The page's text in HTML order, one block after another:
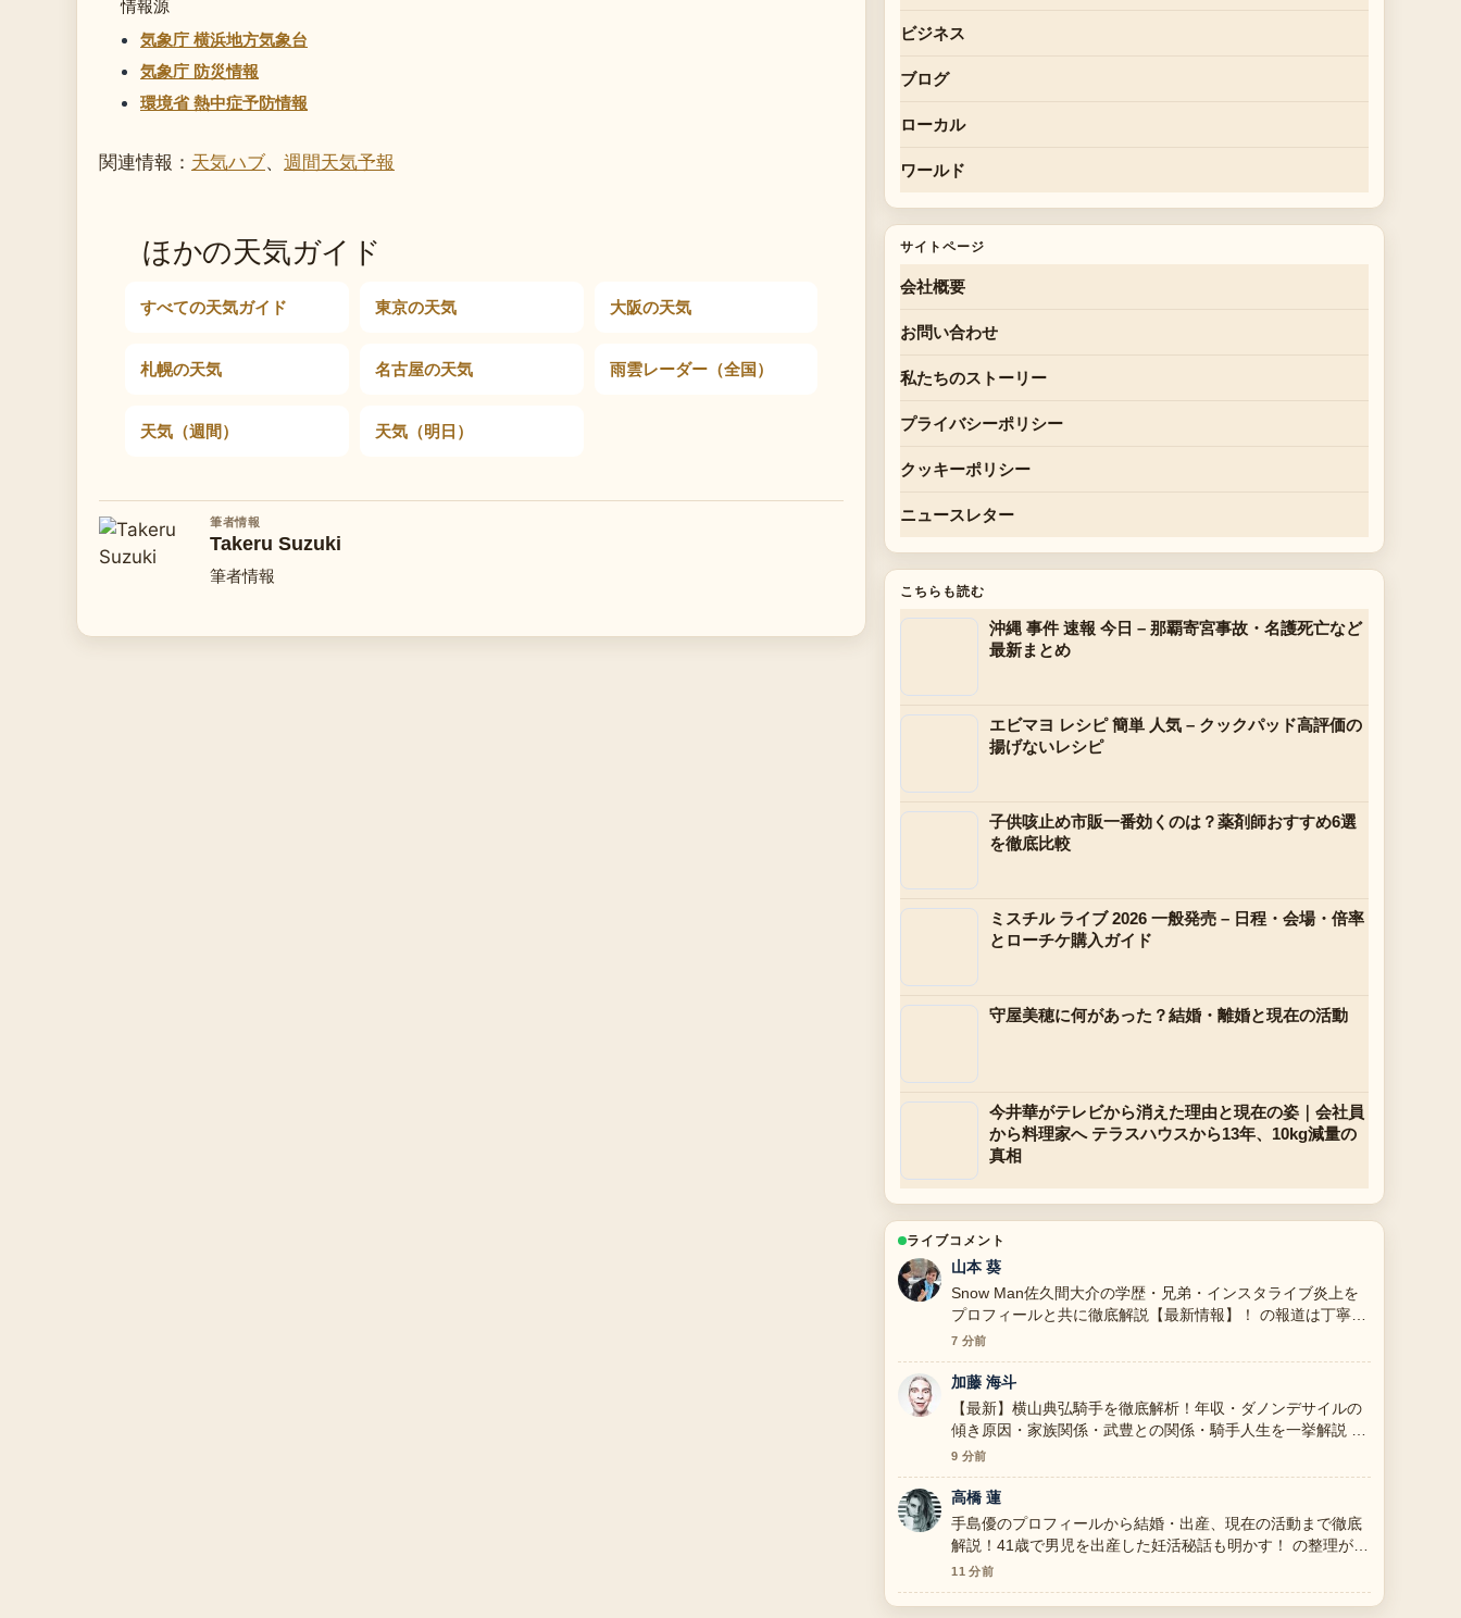
情報源
気象庁 横浜地方気象台
気象庁 防災情報
環境省 熱中症予防情報
関連情報： 天気ハブ、 週間天気予報
ほかの天気ガイド
すべての天気ガイド 東京の天気 大阪の天気
札幌の天気 名古屋の天気 雨雲レーダー（全国）
天気（週間） 天気（明日）
筆者情報
Takeru Suzuki
筆者情報
ビジネス
ブログ
ローカル
ワールド
サイトページ
会社概要
お問い合わせ
私たちのストーリー
プライバシーポリシー
クッキーポリシー
ニュースレター
こちらも読む
沖縄 事件 速報 今日 – 那覇寄宮事故・名護死亡など
最新まとめ
エビマヨ レシピ 簡単 人気 – クックパッド高評価の
揚げないレシピ
子供咳止め市販一番効くのは？薬剤師おすすめ6選
を徹底比較
ミスチル ライブ 2026 一般発売 – 日程・会場・倍率
とローチケ購入ガイド
守屋美穂に何があった？結婚・離婚と現在の活動
今井華がテレビから消えた理由と現在の姿｜会社員
から料理家へ テラスハウスから13年、10kg減量の
真相
ライブコメント
山本 葵
Snow Man佐久間大介の学歴・兄弟・インスタライブ炎上を
プロフィールと共に徹底解説【最新情報】！ の報道は丁寧
で、流れを追いやすいです。
7 分前
加藤 海斗
【最新】横山典弘騎手を徹底解析！年収・ダノンデサイルの
傾き原因・家族関係・武豊との関係・騎手人生を一挙解説 周
辺の検証がしっかりしていて安心感があります。
9 分前
高橋 蓮
手島優のプロフィールから結婚・出産、現在の活動まで徹底
解説！41歳で男児を出産した妊活秘話も明かす！ の整理がと
ても分かりやすいです。今日の中でも特に読みやすいです。
11 分前